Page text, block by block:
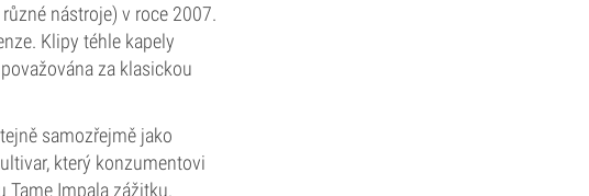
nástroje) v roce 2007.
Klipy téhle kapely
za klasickou
samozřejmě jako
který konzumentovi
Impala zážitku.